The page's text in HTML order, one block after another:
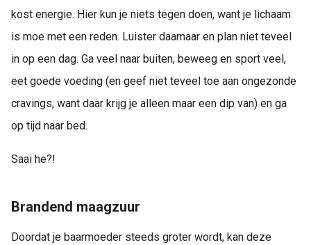
kost energie. Hier kun je niets tegen doen, want je lichaam
is moe met een reden. Luister daarnaar en plan niet teveel
in op een dag. Ga veel naar buiten, beweeg en sport veel,
eet goede voeding (en geef niet teveel toe aan ongezonde
cravings, want daar krijg je alleen maar een dip van) en ga
op tijd naar bed.
Saai he?!
Brandend maagzuur
Doordat je baarmoeder steeds groter wordt, kan deze